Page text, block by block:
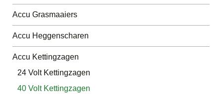
Accu Grasmaaiers
Accu Heggenscharen
Accu Kettingzagen
24 Volt Kettingzagen
40 Volt Kettingzagen